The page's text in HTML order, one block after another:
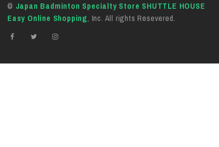
© Japan Badminton Specialty Store SHUTTLE HOUSE
Easy Online Shopping, Inc. All rights Resevered.